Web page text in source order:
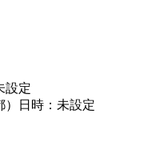
設定
日時：未設定